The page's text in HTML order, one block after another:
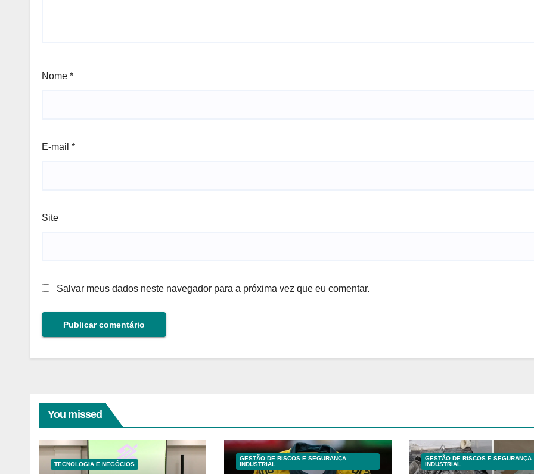
Nome *
E-mail *
Site
Salvar meus dados neste navegador para a próxima vez que eu comentar.
You missed
TECNOLOGIA E NEGÓCIOS
GESTÃO DE RISCOS E SEGURANÇA
INDUSTRIAL
GESTÃO DE RISCOS E SEGURANÇA
INDUSTRIAL